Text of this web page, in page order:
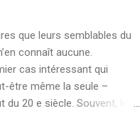
que leurs semblables du
connaît aucune.
cas intéressant qui
être même la seule –
20 e siècle. Souvent, les